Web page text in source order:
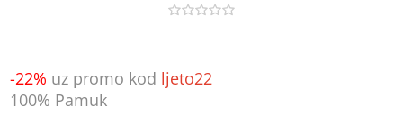
-22% uz promo kod ljeto22
100% Pamuk